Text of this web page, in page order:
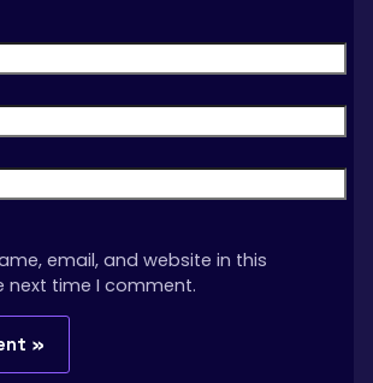
email, and website in this
next time I comment.